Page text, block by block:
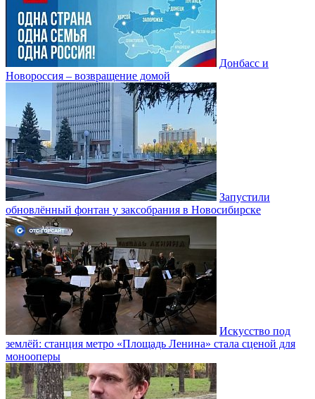
Донбасс и
Новороссия – возвращение домой
Запустили
обновлённый фонтан у заксобрания в Новосибирске
Искусство под
землёй: станция метро «Площадь Ленина» стала сценой для
монооперы